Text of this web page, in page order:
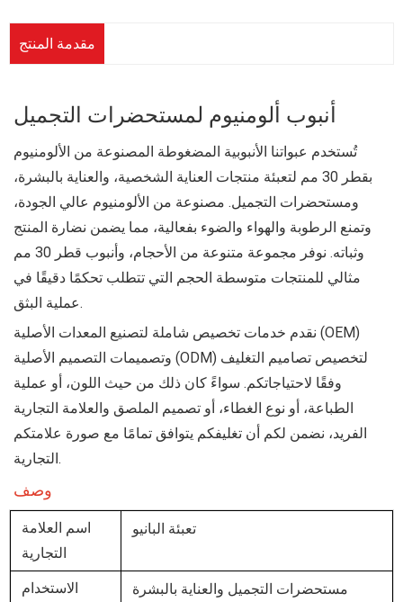
مقدمة المنتج
أنبوب ألومنيوم لمستحضرات التجميل
تُستخدم عبواتنا الأنبوبية المضغوطة المصنوعة من الألومنيوم
بقطر 30 مم لتعبئة منتجات العناية الشخصية، والعناية بالبشرة،
ومستحضرات التجميل. مصنوعة من الألومنيوم عالي الجودة،
وتمنع الرطوبة والهواء والضوء بفعالية، مما يضمن نضارة المنتج
وثباته. نوفر مجموعة متنوعة من الأحجام، وأنبوب قطر 30 مم
مثالي للمنتجات متوسطة الحجم التي تتطلب تحكمًا دقيقًا في
عملية البثق.
نقدم خدمات تخصيص شاملة لتصنيع المعدات الأصلية (OEM)
وتصميمات التصميم الأصلية (ODM) لتخصيص تصاميم التغليف
وفقًا لاحتياجاتكم. سواءً كان ذلك من حيث اللون، أو عملية
الطباعة، أو نوع الغطاء، أو تصميم الملصق والعلامة التجارية
الفريد، نضمن لكم أن تغليفكم يتوافق تمامًا مع صورة علامتكم
التجارية.
وصف
اسم العلامة
التجارية
تعبئة البانيو
الاستخدام
مستحضرات التجميل والعناية بالبشرة